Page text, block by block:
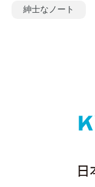
紳士なノート